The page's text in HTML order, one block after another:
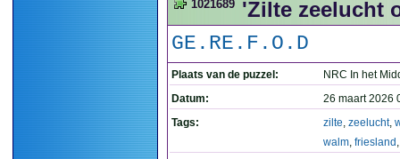
1021689 'Zilte zeelucht
GE.RE.F.O.D
Plaats van de puzzel:
NRC In het
Datum:
26 maart 2026
Tags:
zilte, zeelucht,
walm, friesland